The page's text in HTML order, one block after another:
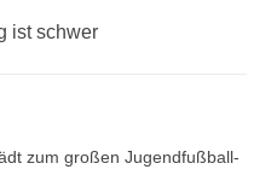
ist schwer
zum großen Jugendfußball-